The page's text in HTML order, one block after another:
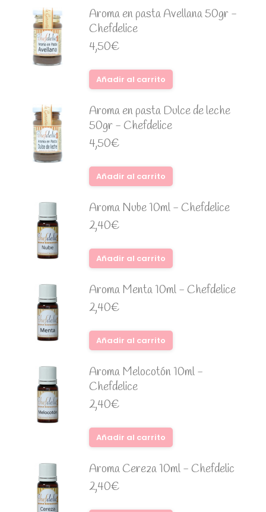
Aroma en pasta Avellana 50gr -
Chefdelice
4,50€
Añadir al carrito
Aroma en pasta Dulce de leche
50gr - Chefdelice
4,50€
Añadir al carrito
Aroma Nube 10ml - Chefdelice
2,40€
Añadir al carrito
Aroma Menta 10ml - Chefdelice
2,40€
Añadir al carrito
Aroma Melocotón 10ml -
Chefdelice
2,40€
Añadir al carrito
Aroma Cereza 10ml - Chefdelic
2,40€